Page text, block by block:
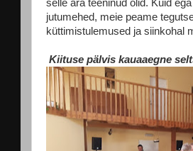
selle ära teeninud olid. Kuid
jutumehed, meie peame
küttimistulemused ja siinkohal
Kiituse pälvis kauaaegne